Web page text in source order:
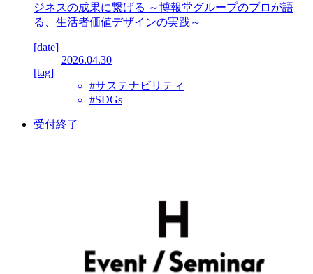
ジネスの成果に繋げる ～博報堂グループのプロが語
る、生活者価値デザインの実践～
[date]
2026.04.30
[tag]
#サステナビリティ
#SDGs
受付終了